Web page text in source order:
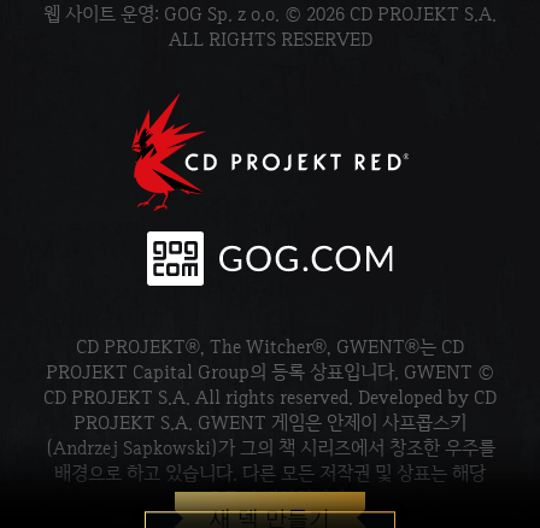
새 덱 만들기
웹 사이트 운영: GOG Sp. z o.o. © 2026 CD PROJEKT S.A.
ALL RIGHTS RESERVED
CD PROJEKT®, The Witcher®, GWENT®는 CD
PROJEKT Capital Group의 등록 상표입니다. GWENT ©
CD PROJEKT S.A. All rights reserved. Developed by CD
PROJEKT S.A. GWENT 게임은 안제이 사프콥스키
(Andrzej Sapkowski)가 그의 책 시리즈에서 창조한 우주를
배경으로 하고 있습니다. 다른 모든 저작권 및 상표는 해당
소유주의 재산입니다.